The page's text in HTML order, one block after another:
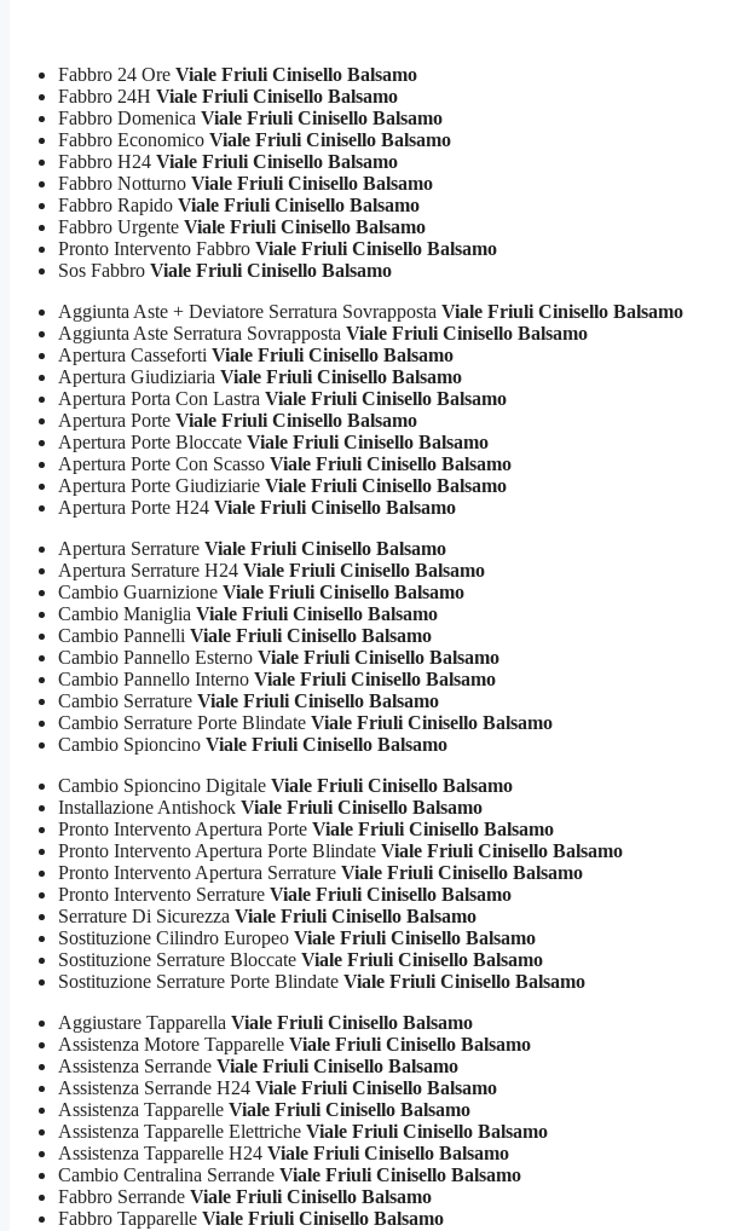
Fabbro 24 Ore Viale Friuli Cinisello Balsamo
Fabbro 24H Viale Friuli Cinisello Balsamo
Fabbro Domenica Viale Friuli Cinisello Balsamo
Fabbro Economico Viale Friuli Cinisello Balsamo
Fabbro H24 Viale Friuli Cinisello Balsamo
Fabbro Notturno Viale Friuli Cinisello Balsamo
Fabbro Rapido Viale Friuli Cinisello Balsamo
Fabbro Urgente Viale Friuli Cinisello Balsamo
Pronto Intervento Fabbro Viale Friuli Cinisello Balsamo
Sos Fabbro Viale Friuli Cinisello Balsamo
Aggiunta Aste + Deviatore Serratura Sovrapposta Viale Friuli Cinisello Balsamo
Aggiunta Aste Serratura Sovrapposta Viale Friuli Cinisello Balsamo
Apertura Casseforti Viale Friuli Cinisello Balsamo
Apertura Giudiziaria Viale Friuli Cinisello Balsamo
Apertura Porta Con Lastra Viale Friuli Cinisello Balsamo
Apertura Porte Viale Friuli Cinisello Balsamo
Apertura Porte Bloccate Viale Friuli Cinisello Balsamo
Apertura Porte Con Scasso Viale Friuli Cinisello Balsamo
Apertura Porte Giudiziarie Viale Friuli Cinisello Balsamo
Apertura Porte H24 Viale Friuli Cinisello Balsamo
Apertura Serrature Viale Friuli Cinisello Balsamo
Apertura Serrature H24 Viale Friuli Cinisello Balsamo
Cambio Guarnizione Viale Friuli Cinisello Balsamo
Cambio Maniglia Viale Friuli Cinisello Balsamo
Cambio Pannelli Viale Friuli Cinisello Balsamo
Cambio Pannello Esterno Viale Friuli Cinisello Balsamo
Cambio Pannello Interno Viale Friuli Cinisello Balsamo
Cambio Serrature Viale Friuli Cinisello Balsamo
Cambio Serrature Porte Blindate Viale Friuli Cinisello Balsamo
Cambio Spioncino Viale Friuli Cinisello Balsamo
Cambio Spioncino Digitale Viale Friuli Cinisello Balsamo
Installazione Antishock Viale Friuli Cinisello Balsamo
Pronto Intervento Apertura Porte Viale Friuli Cinisello Balsamo
Pronto Intervento Apertura Porte Blindate Viale Friuli Cinisello Balsamo
Pronto Intervento Apertura Serrature Viale Friuli Cinisello Balsamo
Pronto Intervento Serrature Viale Friuli Cinisello Balsamo
Serrature Di Sicurezza Viale Friuli Cinisello Balsamo
Sostituzione Cilindro Europeo Viale Friuli Cinisello Balsamo
Sostituzione Serrature Bloccate Viale Friuli Cinisello Balsamo
Sostituzione Serrature Porte Blindate Viale Friuli Cinisello Balsamo
Aggiustare Tapparella Viale Friuli Cinisello Balsamo
Assistenza Motore Tapparelle Viale Friuli Cinisello Balsamo
Assistenza Serrande Viale Friuli Cinisello Balsamo
Assistenza Serrande H24 Viale Friuli Cinisello Balsamo
Assistenza Tapparelle Viale Friuli Cinisello Balsamo
Assistenza Tapparelle Elettriche Viale Friuli Cinisello Balsamo
Assistenza Tapparelle H24 Viale Friuli Cinisello Balsamo
Cambio Centralina Serrande Viale Friuli Cinisello Balsamo
Fabbro Serrande Viale Friuli Cinisello Balsamo
Fabbro Tapparelle Viale Friuli Cinisello Balsamo